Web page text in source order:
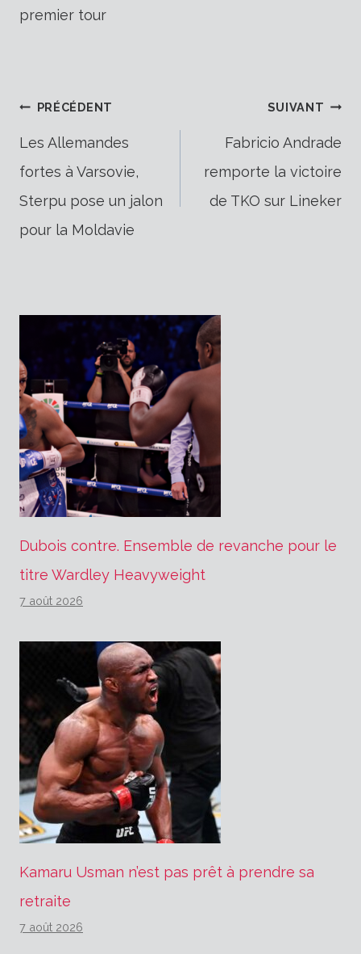
premier tour
Navigation
de
PRÉCÉDENT
Les Allemandes
fortes à Varsovie,
Sterpu pose un jalon
pour la Moldavie
SUIVANT
Fabricio Andrade
remporte la victoire
de TKO sur Lineker
Dubois contre. Ensemble de revanche pour le
titre Wardley Heavyweight
7 août 2026
Kamaru Usman n’est pas prêt à prendre sa
retraite
7 août 2026